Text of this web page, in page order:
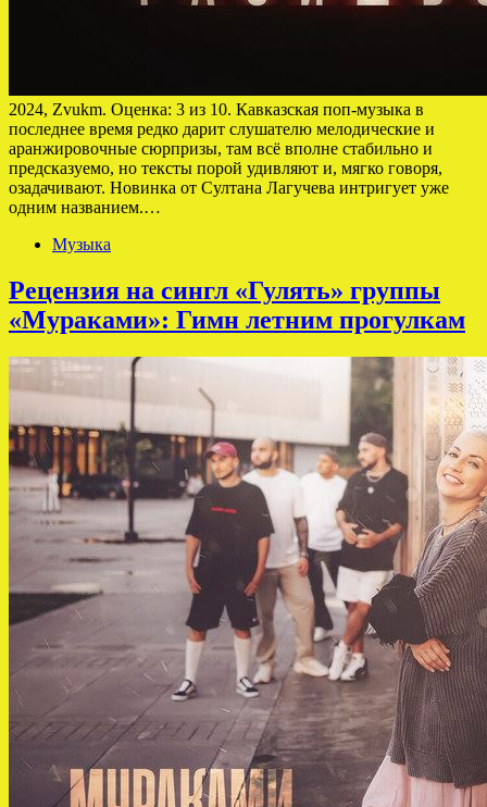
2024, Zvukm. Оценка: 3 из 10. Кавказская поп-музыка в
последнее время редко дарит слушателю мелодические и
аранжировочные сюрпризы, там всё вполне стабильно и
предсказуемо, но тексты порой удивляют и, мягко говоря,
озадачивают. Новинка от Султана Лагучева интригует уже
одним названием.…
Музыка
Рецензия на сингл «Гулять» группы
«Мураками»: Гимн летним прогулкам